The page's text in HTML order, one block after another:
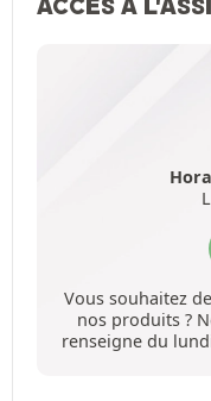
Vous souhaitez
nos produits ?
renseigne du